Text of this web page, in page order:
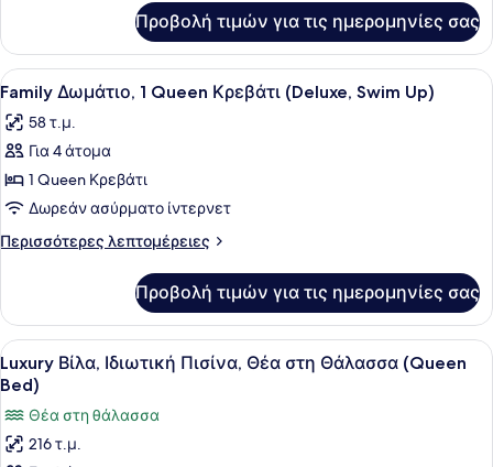
Partial
Sea
View)
Δωμάτιο,
Queen
Κρεβάτι
(Deluxe,
Partial
View)
Προβολή τιμών για τις ημερομηνίες σας
Προβολή
όλων
των
φωτογραφιών
για
Family
Δωμάτιο,
1
Κρεβάτι
(Deluxe,
Swim
Up)
Ένα δωμάτιο ξενοδοχείου με ένα
4
Family Δωμάτιο, 1 Queen Κρεβάτι (Deluxe, Swim Up)
58 τ.μ.
Για 4 άτομα
1 Queen Κρεβάτι
Δωρεάν ασύρματο ίντερνετ
Περισσότερες λεπτομέρειες
Περισσότερες
Δωμάτιο,
Queen
Κρεβάτι
(Deluxe,
Swim
Up)
Προβολή τιμών για τις ημερομηνίες σας
Προβολή
όλων
των
φωτογραφιών
για
Ένα δωμάτιο ξενοδοχείου με ένα
2
Luxury Βίλα, Ιδιωτική Πισίνα, Θέα στη Θάλασσα (Queen
Bed)
Θέα στη θάλασσα
216 τ.μ.